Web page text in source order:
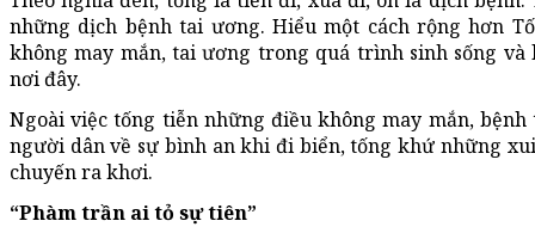
những dịch bệnh tai ương. Hiểu một cách rộng hơn
không may mắn, tai ương trong quá trình sinh sống
nơi đây.
Ngoài việc tống tiễn những điều không may mắn,
người dân về sự bình an khi đi biển, tống khứ những
chuyến ra khơi.
“Phàm trần ai tỏ sự tiên”